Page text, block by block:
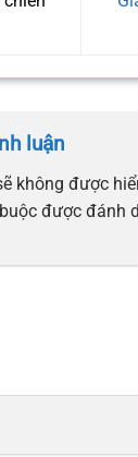
luận
không được
được đánh